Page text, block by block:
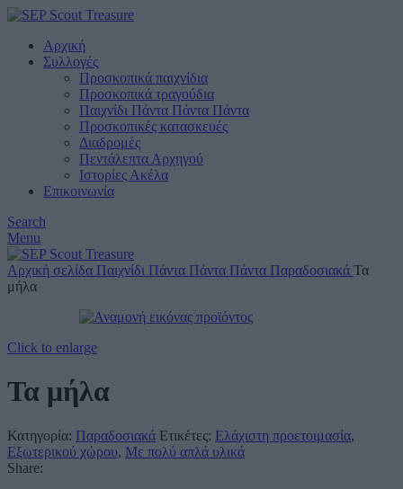
Αρχική
Συλλογές
Προσκοπικά παιχνίδια
Προσκοπικά τραγούδια
Παιχνίδι Πάντα Πάντα Πάντα
Προσκοπικές κατασκευές
Διαδρομές
Πεντάλεπτα Αρχηγού
Ιστορίες Ακέλα
Επικοινωνία
Search
Menu
Αρχική σελίδα Παιχνίδι Πάντα Πάντα Πάντα Παραδοσιακά Τα
μήλα
Click to enlarge
Τα μήλα
Κατηγορία: Παραδοσιακά Ετικέτες: Ελάχιστη προετοιμασία,
Εξωτερικού χώρου, Με πολύ απλά υλικά
Share: